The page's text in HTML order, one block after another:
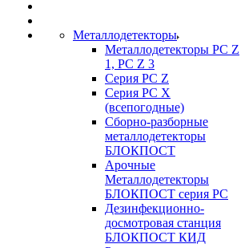
Металлодетекторы
Металлодетекторы РС Z
1, PC Z 3
Серия РС Z
Серия РС X
(всепогодные)
Сборно-разборные
металлодетекторы
БЛОКПОСТ
Арочные
Металлодетекторы
БЛОКПОСТ серия РС
Дезинфекционно-
досмотровая станция
БЛОКПОСТ КИД